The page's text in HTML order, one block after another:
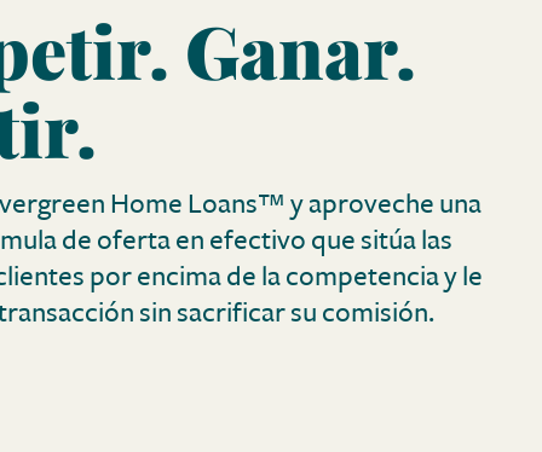
Ganar.
Home Loans™ y aproveche una
de oferta en efectivo que sitúa las
por encima de la competencia y le
sin sacrificar su comisión.